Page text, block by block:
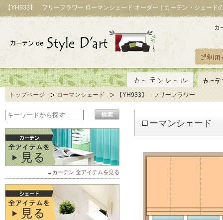
【YH933】 フリーフラワー ローマンシェード オーダー｜カーテン・シェード
トップページ ローマンシェード 【YH933】 フリーフラワー
ローマンシェード
→カーテン 全アイテムを見る